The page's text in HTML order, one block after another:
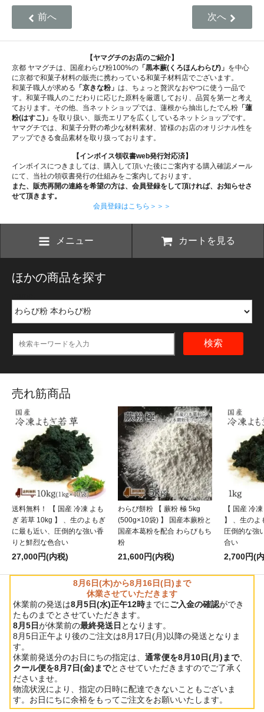
前へ 次へ
【ヤマグチのお店のご紹介】
京都 ヤマグチは、国産わらび粉100%の 「黒本蕨(くろほんわらび)」 を中心
に京都で和菓子材料の販売に携わっている和菓子材料店でございます。
和菓子職人が求める 「京きな粉」 は、ちょっと贅沢なおやつに使う一品で
す。和菓子職人のこだわりに応じた原料を厳選しており、品質を第一と考え
ております。その他、当ネットショップでは、蓮根から抽出したでん粉 「蓮
粉(はすこ)」 を取り扱い、販売エリアを広くしているネットショップです。
ヤマグチでは、和菓子分野の希少な材料素材、皆様のお店のオリジナル性を
アップできる食品素材を取り扱っております。
【インボイス領収書web発行対応済】
インボイスにつきましては、購入して頂いた後にご案内する購入確認メール
にて、当社の領収書発行の仕組みをご案内しております。
また、販売再開の連絡を希望の方は、会員登録をして頂ければ、お知らせさ
せて頂きます。
会員登録はこちら＞＞＞
メニュー カートを見る
ほかの商品を探す
検索
売れ筋商品
送料無料！ 【 国産 冷凍 よも
ぎ 若草 10kg 】 、生のよもぎ
に最も近い、圧倒的な強い香
りと鮮烈な色合い
27,000円(内税)
わらび餅粉 【 蕨粉 極 5kg
(500g×10袋) 】 国産本蕨粉と
国産本葛粉を配合 わらびもち
粉
21,600円(内税)
【 国産 冷
】 、生のよ
圧倒的な強
合い
2,700円(
8月6日(木)から8月16日(日)まで
休業させていただきます
休業前の発送は8月5日(水)正午12時までにご入金の確認ができ
たものまでとさせていただきます。
8月5日が休業前の最終発送日 となります。
8月5日正午より後のご注文は8月17日(月)以降の発送となりま
す。
休業前発送分のお日にちの指定は、通常便を8月10日(月)まで、
クール便を8月7日(金)までとさせていただきますのでご了承く
ださいませ。
物流状況により、指定の日時に配達できないこともございま
す。お日にちに余裕をもってご注文をお願いいたします。